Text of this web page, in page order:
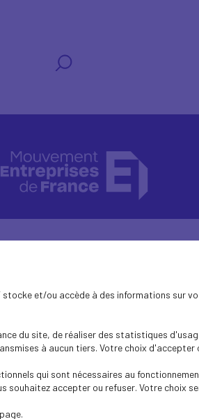
et/ou accède à des informations
du site, de réaliser des statistiques
à aucun tiers. Votre choix
qui sont nécessaires au
accepter ou refuser. Votre choix